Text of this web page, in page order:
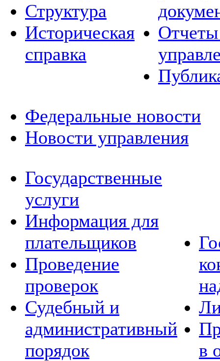
Структура
Историческая
справка
Отчеты
Федеральные новости
Новости управления
Государственные
услуги
Информация для
плательщиков
Проведение
проверок
Судебный и
административный
порядок
в